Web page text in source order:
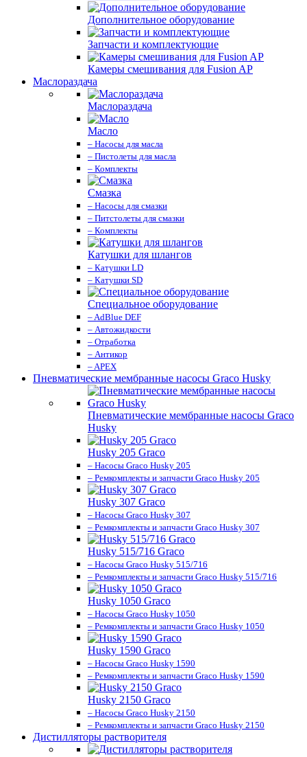
Дополнительное оборудование
Запчасти и комплектующие
Камеры смешивания для Fusion AP
Маслораздача
Маслораздача
Масло
– Насосы для масла
– Пистолеты для масла
– Комплекты
Смазка
– Насосы для смазки
– Питстолеты для смазки
– Комплекты
Катушки для шлангов
– Катушки LD
– Катушки SD
Специальное оборудование
– AdBlue DEF
– Автожидкости
– Отработка
– Антикор
– APEX
Пневматические мембранные насосы Graco Husky
Пневматические мембранные насосы Graco
Husky
Husky 205 Graco
– Насосы Graco Husky 205
– Ремкомплекты и запчасти Graco Husky 205
Husky 307 Graco
– Насосы Graco Husky 307
– Ремкомплекты и запчасти Graco Husky 307
Husky 515/716 Graco
– Насосы Graco Husky 515/716
– Ремкомплекты и запчасти Graco Husky 515/716
Husky 1050 Graco
– Насосы Graco Husky 1050
– Ремкомплекты и запчасти Graco Husky 1050
Husky 1590 Graco
– Насосы Graco Husky 1590
– Ремкомплекты и запчасти Graco Husky 1590
Husky 2150 Graco
– Насосы Graco Husky 2150
– Ремкомплекты и запчасти Graco Husky 2150
Дистилляторы растворителя